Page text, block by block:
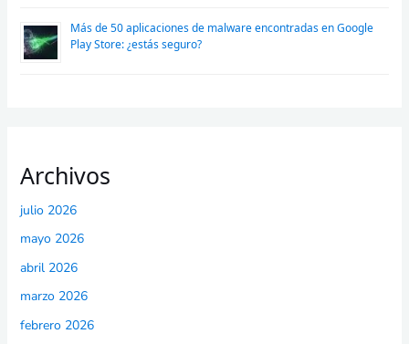
Más de 50 aplicaciones de malware encontradas en Google
Play Store: ¿estás seguro?
Archivos
julio 2026
mayo 2026
abril 2026
marzo 2026
febrero 2026